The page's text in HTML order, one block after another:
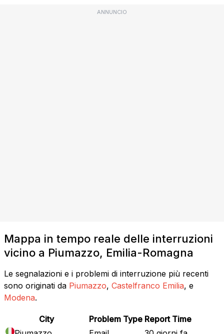
ANNUNCIO
Mappa in tempo reale delle interruzioni
vicino a Piumazzo, Emilia-Romagna
Le segnalazioni e i problemi di interruzione più recenti
sono originati da Piumazzo, Castelfranco Emilia, e
Modena.
City Problem Type Report Time